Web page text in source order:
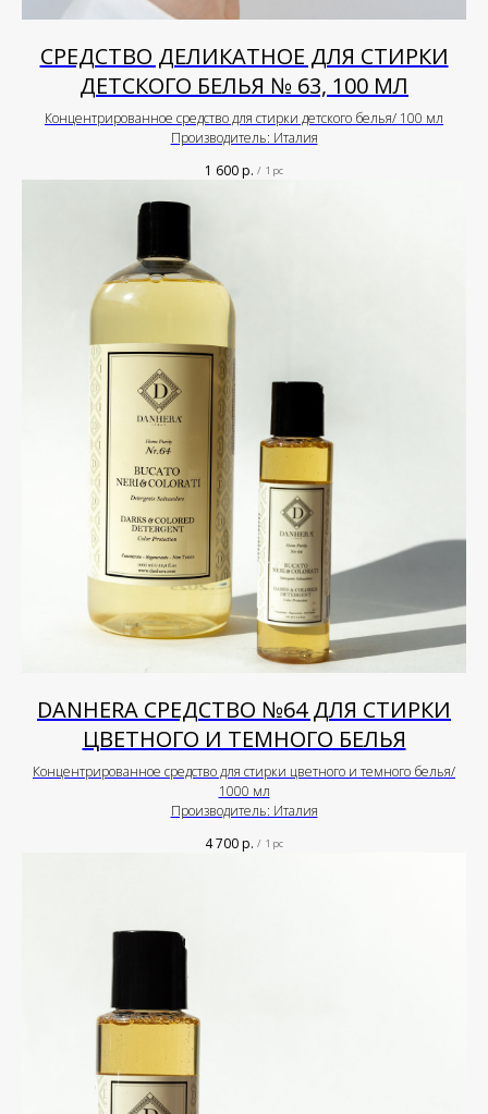
СРЕДСТВО ДЕЛИКАТНОЕ ДЛЯ СТИРКИ
ДЕТСКОГО БЕЛЬЯ № 63, 100 МЛ
Концентрированное средство для стирки детского белья/ 100 мл
Производитель: Италия
1 600р. / 1 pc
DANHERA СРЕДСТВО №64 ДЛЯ СТИРКИ
ЦВЕТНОГО И ТЕМНОГО БЕЛЬЯ
Концентрированное средство для стирки цветного и темного белья/
1000 мл
Производитель: Италия
4 700р. / 1 pc